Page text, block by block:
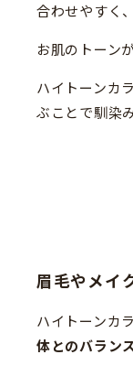
合わせやすく
お肌のトーン
ハイトーンカ
ぶことで馴染
眉毛やメイ
ハイトーンカ
体とのバラン